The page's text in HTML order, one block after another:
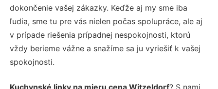
dokončenie vašej zákazky. Keďže aj my sme iba
ľudia, sme tu pre vás nielen počas spolupráce, ale aj
v prípade riešenia prípadnej nespokojnosti, ktorú
vždy berieme vážne a snažíme sa ju vyriešiť k vašej
spokojnosti.
Kuchynské linky na mieru cena Witzeldorf? S nami